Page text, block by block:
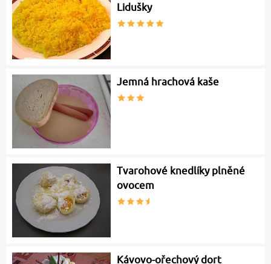
Lidušky
Jemná hrachová kaše
Tvarohové knedlíky plněné
ovocem
Kávovo-ořechový dort